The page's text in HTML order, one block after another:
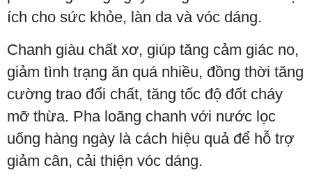
ích cho sức khỏe, làn da và vóc dáng.
Chanh giàu chất xơ, giúp tăng cảm giác no,
giảm tình trạng ăn quá nhiều, đồng thời tăng
cường trao đổi chất, tăng tốc độ đốt cháy
mỡ thừa. Pha loãng chanh với nước lọc
uống hàng ngày là cách hiệu quả để hỗ trợ
giảm cân, cải thiện vóc dáng.